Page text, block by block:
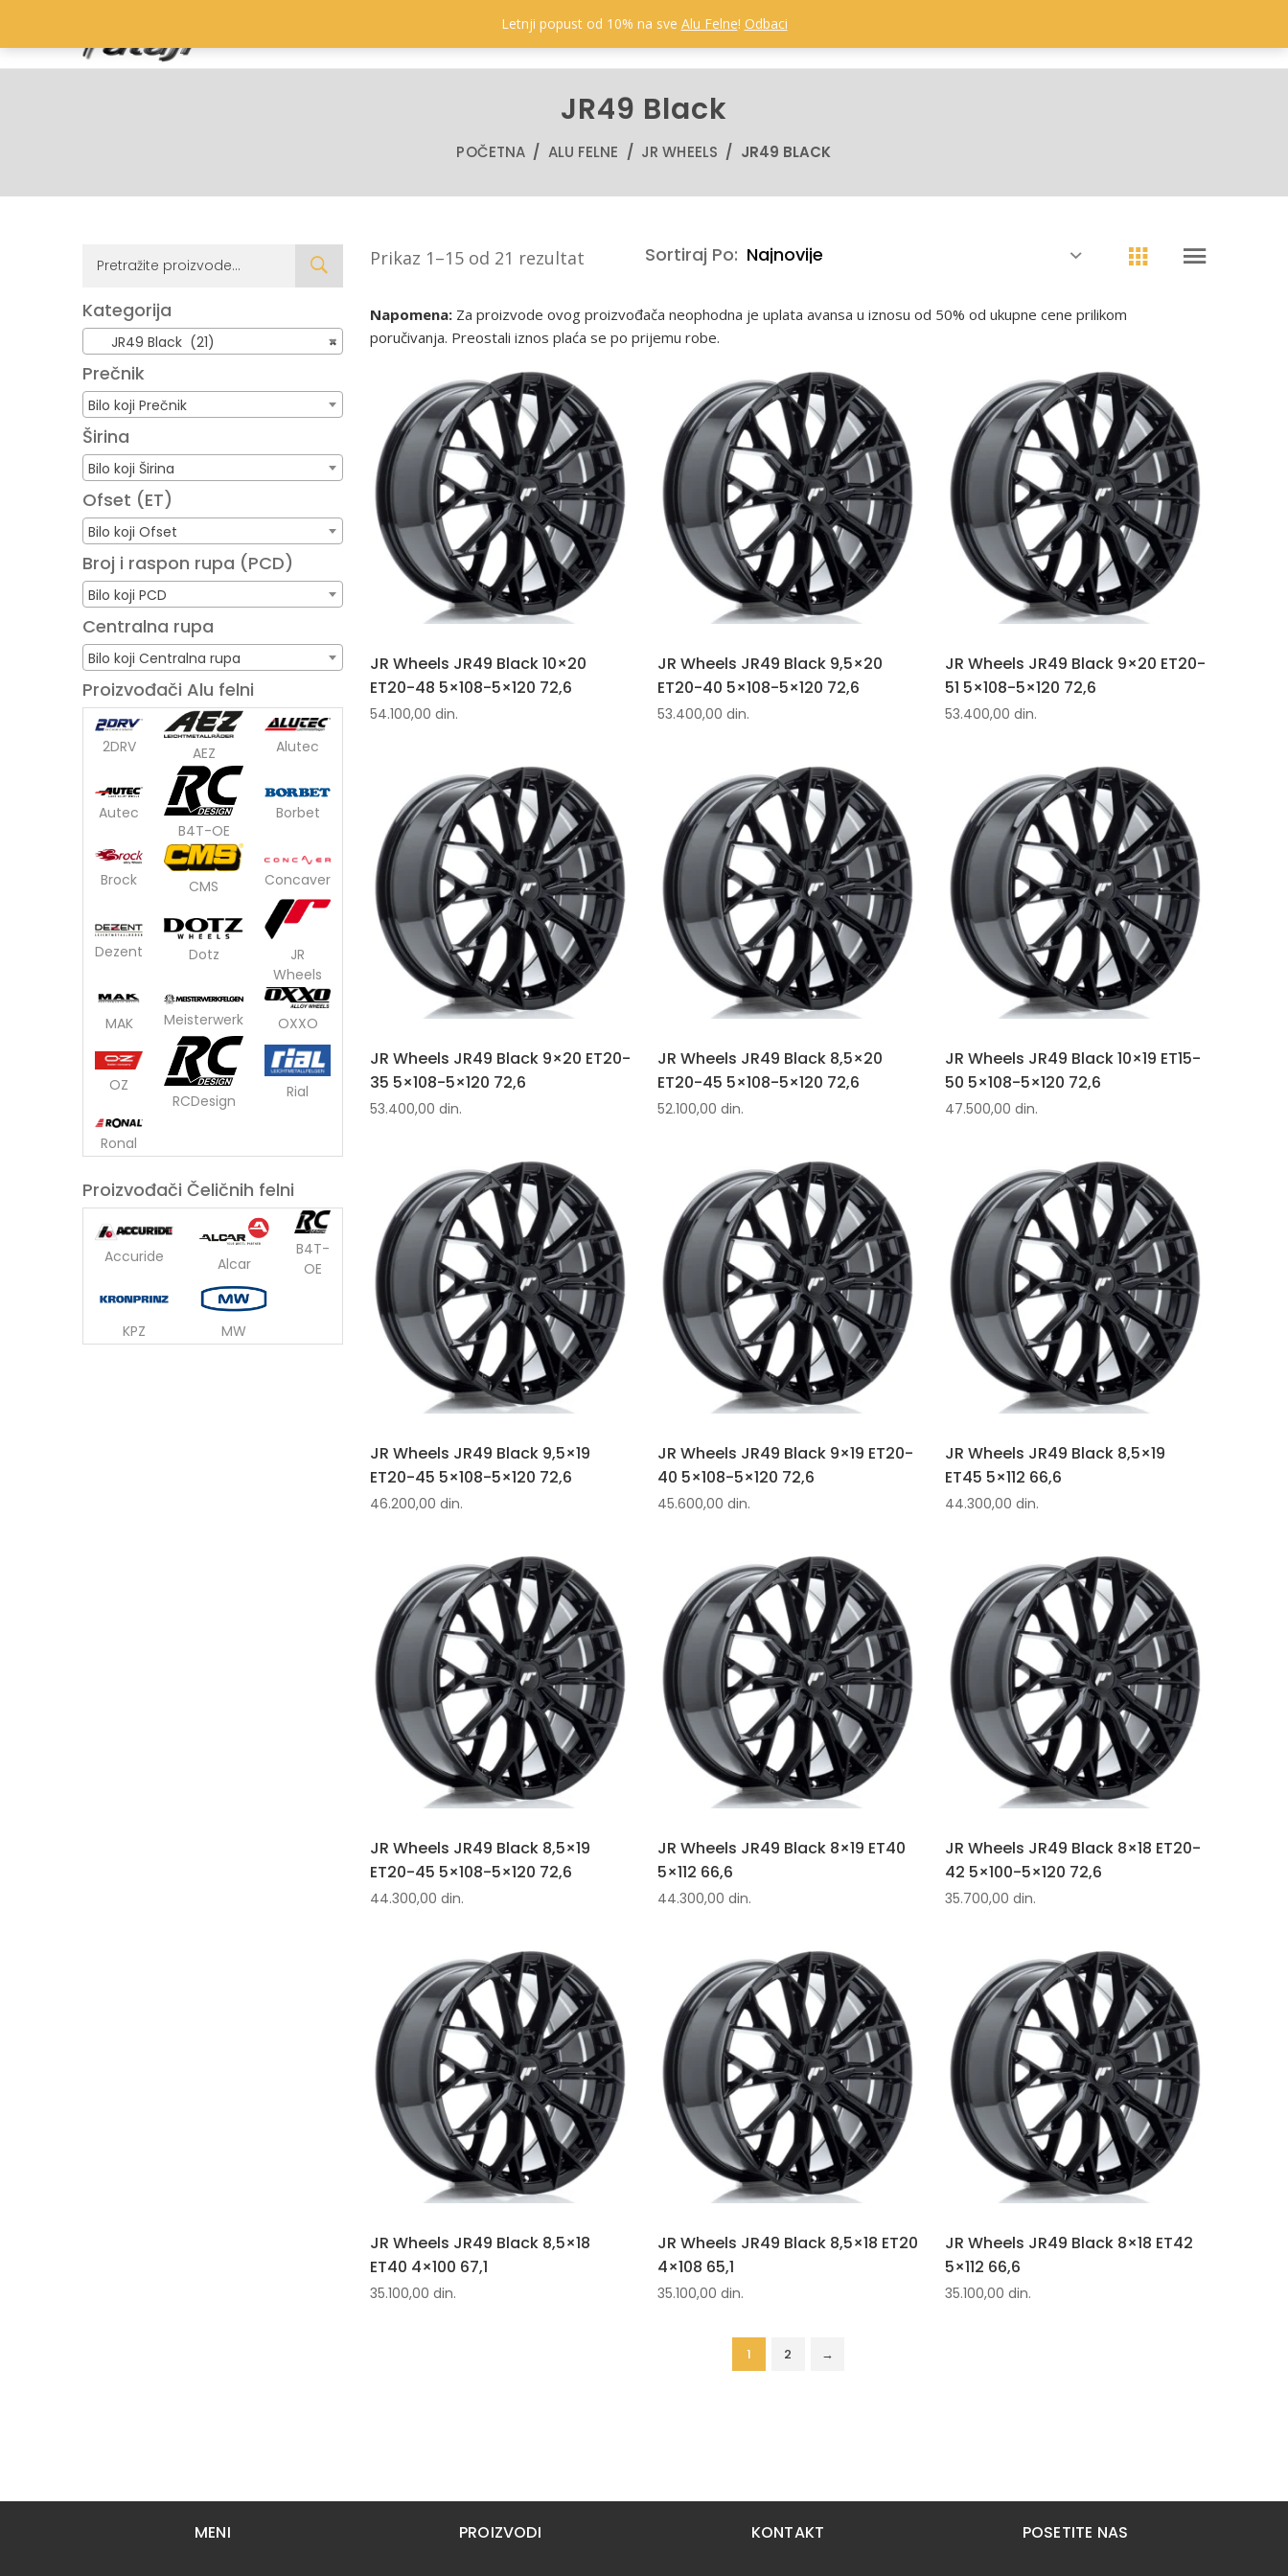
Letnji popust od 10% na sve Alu Felne! Odbaci
JR49 Black
POČETNA / ALU FELNE / JR WHEELS / JR49 BLACK
Kategorija
×
JR49 Black (21)
Prečnik
Bilo koji Prečnik
Širina
Bilo koji Širina
Ofset (ET)
Bilo koji Ofset
Broj i raspon rupa (PCD)
Bilo koji PCD
Centralna rupa
Bilo koji Centralna rupa
Proizvođači Alu felni
2DRV AEZ Alutec
Autec
B4T-OE
Borbet
Brock CMS Concaver
Dezent Dotz
JR
Wheels
MAK Meisterwerk OXXO
OZ
RCDesign
Rial
Ronal
Proizvođači Čeličnih felni
Accuride Alcar
B4T-
OE
KPZ MW
Prikaz 1–15 od 21 rezultat Sortirano
najnovijem
Sortiraj Po:
Napomena: Za proizvode ovog proizvođača neophodna je uplata avansa u iznosu od 50% od ukupne cene prilikom
poručivanja. Preostali iznos plaća se po prijemu robe.
JR Wheels JR49 Black 10×20
ET20-48 5×108-5×120 72,6
54.100,00 din.
JR Wheels JR49 Black 9,5×20
ET20-40 5×108-5×120 72,6
53.400,00 din.
JR Wheels JR49 Black 9×20 ET20-
51 5×108-5×120 72,6
53.400,00 din.
JR Wheels JR49 Black 9×20 ET20-
35 5×108-5×120 72,6
53.400,00 din.
JR Wheels JR49 Black 8,5×20
ET20-45 5×108-5×120 72,6
52.100,00 din.
JR Wheels JR49 Black 10×19 ET15-
50 5×108-5×120 72,6
47.500,00 din.
JR Wheels JR49 Black 9,5×19
ET20-45 5×108-5×120 72,6
46.200,00 din.
JR Wheels JR49 Black 9×19 ET20-
40 5×108-5×120 72,6
45.600,00 din.
JR Wheels JR49 Black 8,5×19
ET45 5×112 66,6
44.300,00 din.
JR Wheels JR49 Black 8,5×19
ET20-45 5×108-5×120 72,6
44.300,00 din.
JR Wheels JR49 Black 8×19 ET40
5×112 66,6
44.300,00 din.
JR Wheels JR49 Black 8×18 ET20-
42 5×100-5×120 72,6
35.700,00 din.
JR Wheels JR49 Black 8,5×18
ET40 4×100 67,1
35.100,00 din.
JR Wheels JR49 Black 8,5×18 ET20
4×108 65,1
35.100,00 din.
JR Wheels JR49 Black 8×18 ET42
5×112 66,6
35.100,00 din.
1 2 →
MENI PROIZVODI KONTAKT POSETITE NAS